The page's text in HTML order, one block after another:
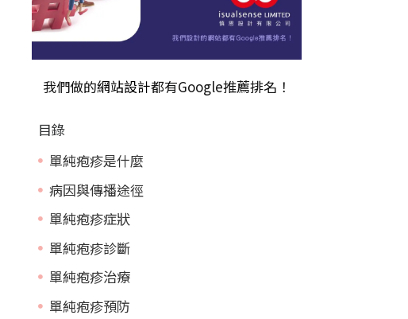
我們做的網站設計都有Google推薦排名！
目錄
單純疱疹是什麼
病因與傳播途徑
單純疱疹症狀
單純疱疹診斷
單純疱疹治療
單純疱疹預防